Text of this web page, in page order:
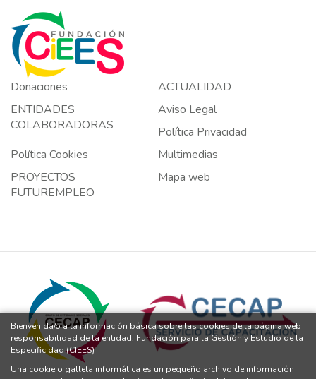
Donaciones
ACTUALIDAD
ENTIDADES
COLABORADORAS
Aviso Legal
Política Privacidad
Política Cookies
Multimedias
PROYECTOS
FUTUREMPLEO
Mapa web
Bienvenida/o a la información básica sobre las cookies de la página web
responsabilidad de la entidad: Fundación para la Gestión y Estudio de la
Especificidad (CIEES)
Una cookie o galleta informática es un pequeño archivo de información